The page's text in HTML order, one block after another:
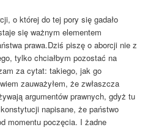
o której do tej pory się gadało
się ważnym elementem
prawa.Dziś piszę o aborcji nie z
tylko chciałbym pozostać na
za cytat: takiego, jak go
zauważyłem, że zwłaszcza
argumentów prawnych, gdyż tu
napisane, że państwo
momentu poczęcia. I żadne